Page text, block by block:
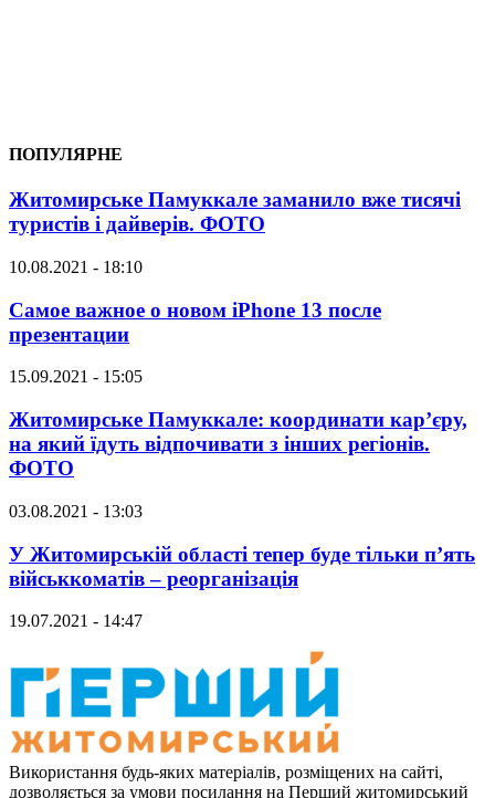
ПОПУЛЯРНЕ
Житомирське Памуккале заманило вже тисячі
туристів і дайверів. ФОТО
10.08.2021 - 18:10
Самое важное о новом iPhone 13 после
презентации
15.09.2021 - 15:05
Житомирське Памуккале: координати кар’єру,
на який їдуть відпочивати з інших регіонів.
ФОТО
03.08.2021 - 13:03
У Житомирській області тепер буде тільки п’ять
військкоматів – реорганізація
19.07.2021 - 14:47
Використання будь-яких матеріалів, розміщених на сайті,
дозволяється за умови посилання на Перший житомирський